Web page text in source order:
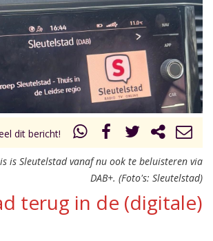
uur 1 van 0 Volgend uur
dit bericht!
is Sleutelstad vanaf nu ook te beluisteren via
DAB+. (Foto's: Sleutelstad)
terug in de (digitale)